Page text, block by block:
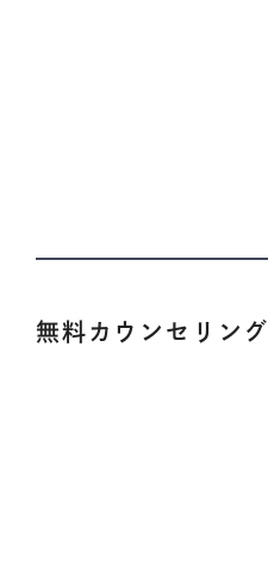
無料カウンセリング